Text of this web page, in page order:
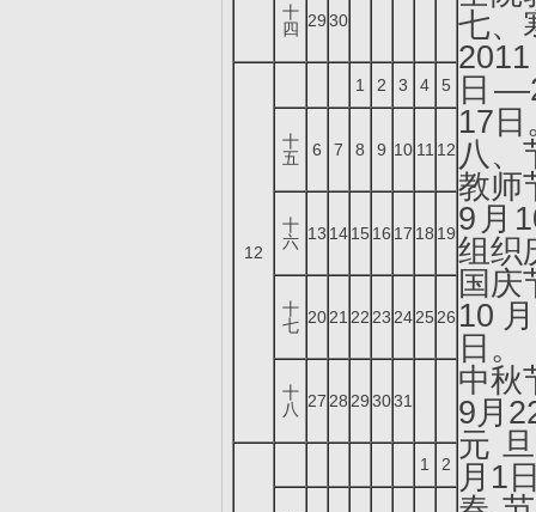
七、
日
17日
八、
教师
9月
组织
国庆
10
日。
中秋
9月
元
月1
十
四 2930
12
1 2 3 4 5
十
五
6 7 8 9 10 11 12
十
六 13 1415 16 17 18 19
十
七 2021 22 23 2425 26
十
八
27 28 293031
1 2